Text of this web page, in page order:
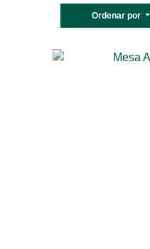
Ordenar por